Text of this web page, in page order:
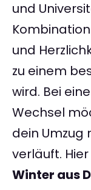
und
und
zu einem
wird. Bei
Wechsel
dein Umzug
verläuft.
Winter aus